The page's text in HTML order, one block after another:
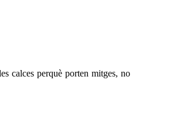
calces perquè porten mitges, no